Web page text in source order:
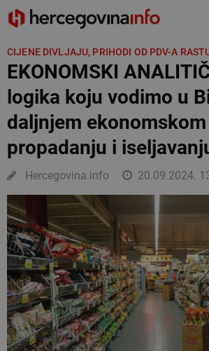
CIJENE DIVLJAJU, PRIHODI OD PDV-A
EKONOMSKI
logika koju vodimo u
daljnjem ekonomskom
propadanju i
Hercegovina.info 20.09.2024.